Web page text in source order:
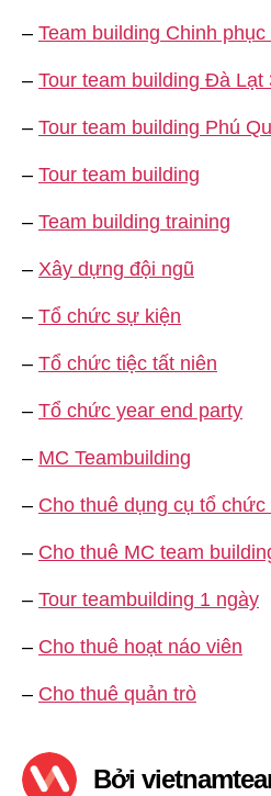
– Team building Chinh
– Tour team building Đà Lạt
– Tour team building Phú
– Tour team building
– Team building training
– Xây dựng đội ngũ
– Tổ chức sự kiện
– Tổ chức tiệc tất niên
– Tổ chức year end party
– MC Teambuilding
– Cho thuê dụng cụ tổ chức
– Cho thuê MC team
– Tour teambuilding 1 ngày
– Cho thuê hoạt náo viên
– Cho thuê quản trò
Bởi